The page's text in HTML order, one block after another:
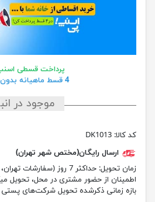
پرداخت قسطی
4 قسط ماهیانه بدون کارمزد
موجود در
کد کالا: DK1013
ارسال رایگان(مختص شهر تهران)
زمان تحویل:
حداکثر 7 روز
اطمینان از حضور مشتری در محل، تحویل
بازه زمانی ذکرشده تحویل شرکت‌های پستی